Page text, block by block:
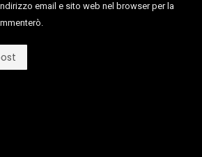
email e sito web nel browser per la